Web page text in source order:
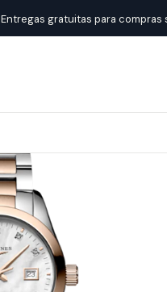
Entregas gratuitas para Início